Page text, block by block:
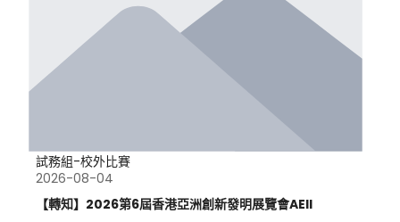
試務組-校外比賽
2026-08-04
【轉知】2026第6屆香港亞洲創新發明展覽會AEII